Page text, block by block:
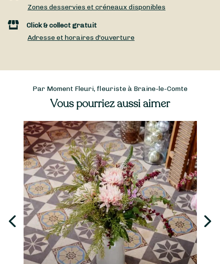
Zones desservies et créneaux disponibles
Click & collect gratuit
Adresse et horaires d'ouverture
Par Moment Fleuri, fleuriste à Braine-le-Comte
Vous pourriez aussi aimer